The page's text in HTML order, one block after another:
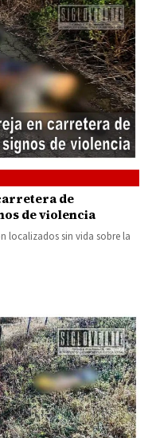
de
de violencia
localizados sin vida sobre la